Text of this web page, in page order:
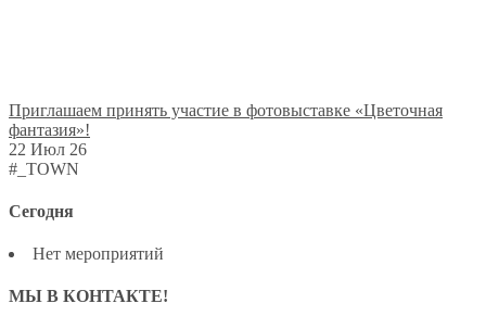
Приглашаем принять участие в фотовыставке «Цветочная
фантазия»!
22 Июл 26
#_TOWN
Сегодня
Нет мероприятий
МЫ В КОНТАКТЕ!